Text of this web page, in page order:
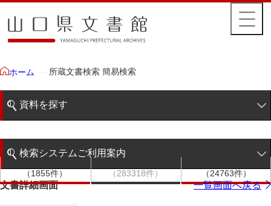
ホーム 所蔵文書検索 簡易検索
資料を探す
階層検索
検索システムご利用案内
検索システムの利用について
（1855件）
（283318件）
（24763件）
文書詳細画面 一覧画面へ戻る